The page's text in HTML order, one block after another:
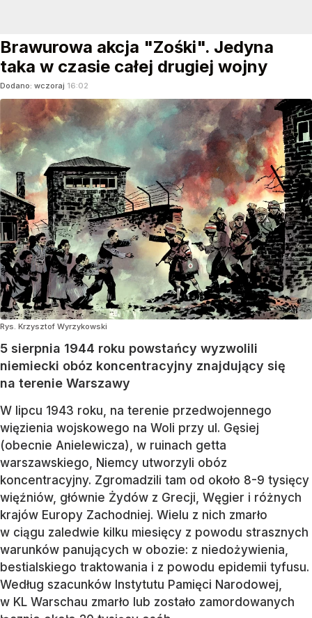
Brawurowa akcja "Zośki". Jedyna
taka w czasie całej drugiej wojny
Dodano: wczoraj 16:02
Rys. Krzysztof Wyrzykowski
5 sierpnia 1944 roku powstańcy wyzwolili
niemiecki obóz koncentracyjny znajdujący się
na terenie Warszawy
W lipcu 1943 roku, na terenie przedwojennego
więzienia wojskowego na Woli przy ul. Gęsiej
(obecnie Anielewicza), w ruinach getta
warszawskiego, Niemcy utworzyli obóz
koncentracyjny. Zgromadzili tam od około 8-9 tysięcy
więźniów, głównie Żydów z Grecji, Węgier i różnych
krajów Europy Zachodniej. Wielu z nich zmarło
w ciągu zaledwie kilku miesięcy z powodu strasznych
warunków panujących w obozie: z niedożywienia,
bestialskiego traktowania i z powodu epidemii tyfusu.
Według szacunków Instytutu Pamięci Narodowej,
w KL Warschau zmarło lub zostało zamordowanych